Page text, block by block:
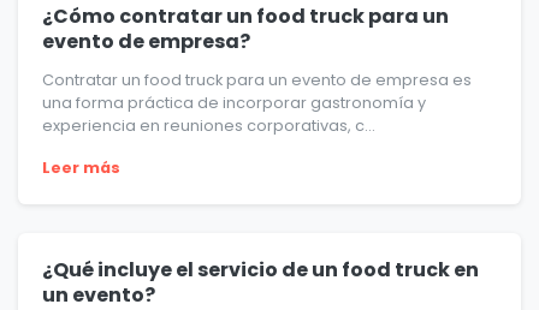
¿Cómo contratar un food truck para un
evento de empresa?
Contratar un food truck para un evento de empresa es
una forma práctica de incorporar gastronomía y
experiencia en reuniones corporativas, c...
Leer más
¿Qué incluye el servicio de un food truck en
un evento?